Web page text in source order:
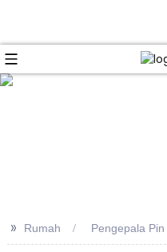
>> Rumah Pengepala Pin